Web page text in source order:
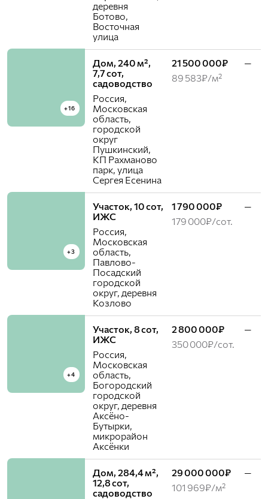
деревня
Ботово,
Восточная
улица
+16
Дом, 240 м²,
7,7 сот,
садоводство
Россия,
Московская
область,
городской
округ
Пушкинский,
КП Рахманово
парк, улица
Сергея Есенина
21 500 000₽
89 583₽/м²
—
+3
Участок, 10 сот,
ИЖС
Россия,
Московская
область,
Павлово-
Посадский
городской
округ, деревня
Козлово
1 790 000₽
179 000₽/сот.
—
+4
Участок, 8 сот,
ИЖС
Россия,
Московская
область,
Богородский
городской
округ, деревня
Аксёно-
Бутырки,
микрорайон
Аксёнки
2 800 000₽
350 000₽/сот.
—
Дом, 284,4 м²,
12,8 сот,
садоводство
29 000 000₽
101 969₽/м²
—